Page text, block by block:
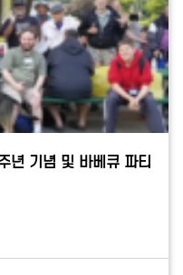
년 기념 및 바베큐 파티